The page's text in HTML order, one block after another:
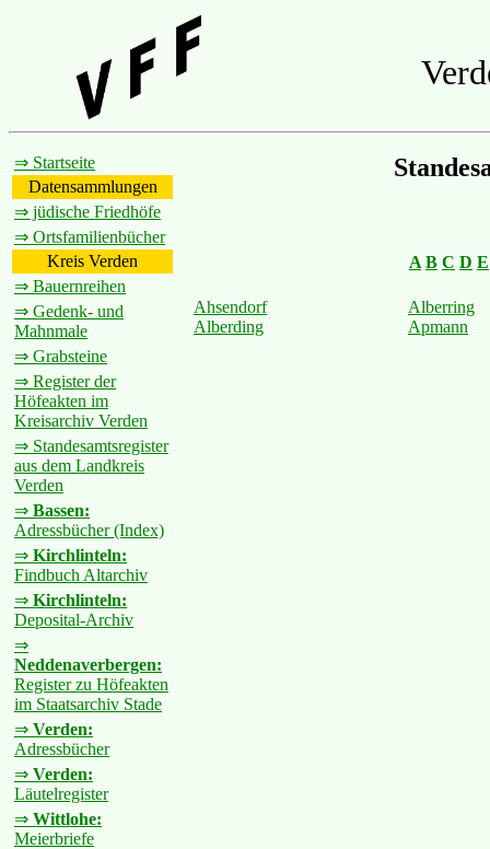
⇒ Startseite
Datensammlungen
⇒ jüdische Friedhöfe
⇒ Ortsfamilienbücher
Kreis Verden
⇒ Bauernreihen
⇒ Gedenk- und
Mahnmale
⇒ Grabsteine
⇒ Register der
Höfeakten im
Kreisarchiv Verden
⇒ Standesamtsregister
aus dem Landkreis
Verden
⇒ Bassen:
Adressbücher (Index)
⇒ Kirchlinteln:
Findbuch Altarchiv
⇒ Kirchlinteln:
Deposital-Archiv
⇒
Neddenaverbergen:
Register zu Höfeakten
im Staatsarchiv Stade
⇒ Verden:
Adressbücher
⇒ Verden:
Läutelregister
⇒ Wittlohe:
Meierbriefe
A B C D E
Ahsendorf
Alberding
Alberring
Apmann